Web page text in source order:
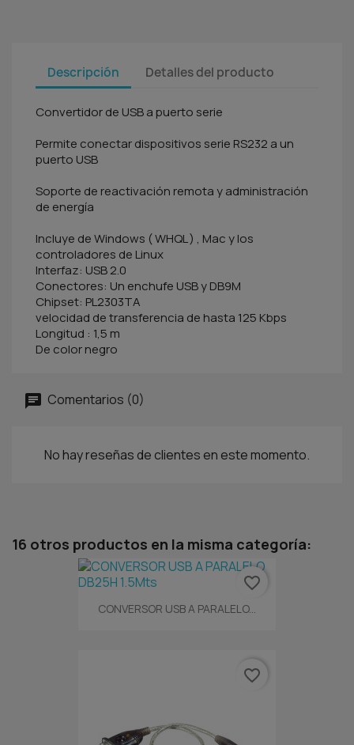
Descripción Detalles del producto
Convertidor de USB a puerto serie
Permite conectar dispositivos serie RS232 a un
puerto USB
Soporte de reactivación remota y administración
de energía
Incluye de Windows ( WHQL ) , Mac y los
controladores de Linux
Interfaz: USB 2.0
Conectores: Un enchufe USB y DB9M
Chipset: PL2303TA
velocidad de transferencia de hasta 125 Kbps
Longitud : 1,5 m
De color negro
Comentarios (0)
No hay reseñas de clientes en este momento.
16 otros productos en la misma categoría:
CONVERSOR USB A PARALELO...
favorite_border
favorite_border